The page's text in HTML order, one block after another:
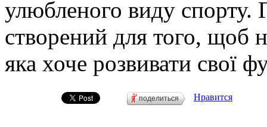
улюбленого виду
створений для того, щоб
яка хоче розвивати свої
поделиться Нравится